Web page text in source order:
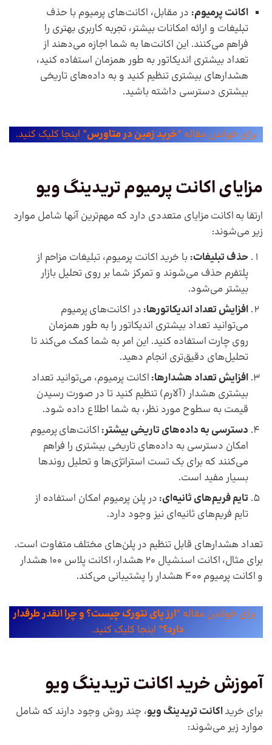
اکانت پرمیوم: در مقابل، اکانت‌های پرمیوم با حذف
تبلیغات و ارائه امکانات بیشتر، تجربه کاربری بهتری را
فراهم می‌کنند. این اکانت‌ها به شما اجازه می‌دهند از
تعداد بیشتری اندیکاتور به طور همزمان استفاده کنید،
هشدارهای بیشتری تنظیم کنید و به داده‌های تاریخی
بیشتری دسترسی داشته باشید.
برای خواندن مقاله “خرید زمین در متاورس” اینجا کلیک کنید.
مزایایاکانت پرمیومتریدینگ ویو
ارتقا به اکانت مزایای متعددی دارد که مهم‌ترین آنها شامل موارد
زیر می‌شوند:
حذف تبلیغات: با خرید اکانت پرمیوم، تبلیغات مزاحم از
پلتفرم حذف می‌شوند و تمرکز شما بر روی تحلیل بازار
بیشتر می‌شود.
افزایش تعداد اندیکاتورها: در اکانت‌های پرمیوم
می‌توانید تعداد بیشتری اندیکاتور را به طور همزمان
روی چارت استفاده کنید. این امر به شما کمک می‌کند تا
تحلیل‌های دقیق‌تری انجام دهید.
افزایش تعداد هشدارها: اکانت پرمیوم، می‌توانید تعداد
بیشتری هشدار (آلارم) تنظیم کنید تا در صورت رسیدن
قیمت به سطوح مورد نظر، به شما اطلاع داده شود.
دسترسی به داده‌های تاریخی بیشتر: اکانت‌های پرمیوم
امکان دسترسی به داده‌های تاریخی بیشتری را فراهم
می‌کنند که برای بک تست استراتژی‌ها و تحلیل روندها
بسیار مفید است.
تایم فریم‌های ثانیه‌ای: در پلن پرمیوم امکان استفاده از
تایم فریم‌های ثانیه‌ای نیز وجود دارد.
تعداد هشدارهای قابل تنظیم در پلن‌های مختلف متفاوت است.
برای مثال، اکانت اسنشیال 20 هشدار، اکانت پلاس ۱۰۰ هشدار
و اکانت پرمیوم ۴۰۰ هشدار را پشتیبانی می‌کند.
برای خواندن مقاله “ارز پای نتورک چیست؟ و چرا انقدر طرفدار
دارد؟” اینجا کلیک کنید.
آموزش خریداکانت تریدینگ ویو
برای خریداکانت تریدینگ ویو، چند روش وجود دارند که شامل
موارد زیر می‌شوند: